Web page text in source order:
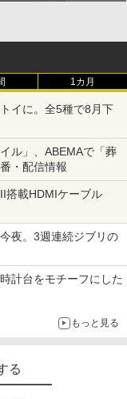
1カ月
イに。全5種で8月下
ル」、ABEMAで「葬
・配信情報
搭載HDMIケーブル
夜。3週連続ジブリの
計台をモチーフにした
もっと見る
る